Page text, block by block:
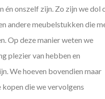
én onszelf zijn. Zo zijn we dol
andere meubelstukken die
Op deze manier weten we
plezier van hebben en
We hoeven bovendien maar
die we vervolgens